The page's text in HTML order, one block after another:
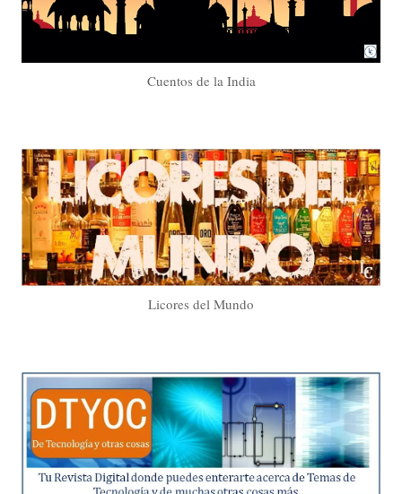
Cuentos de la India
Licores del Mundo